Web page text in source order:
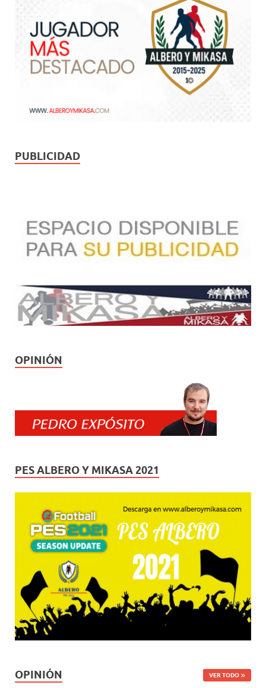
PUBLICIDAD
OPINIÓN
PES ALBERO Y MIKASA 2021
OPINIÓN VER TODO